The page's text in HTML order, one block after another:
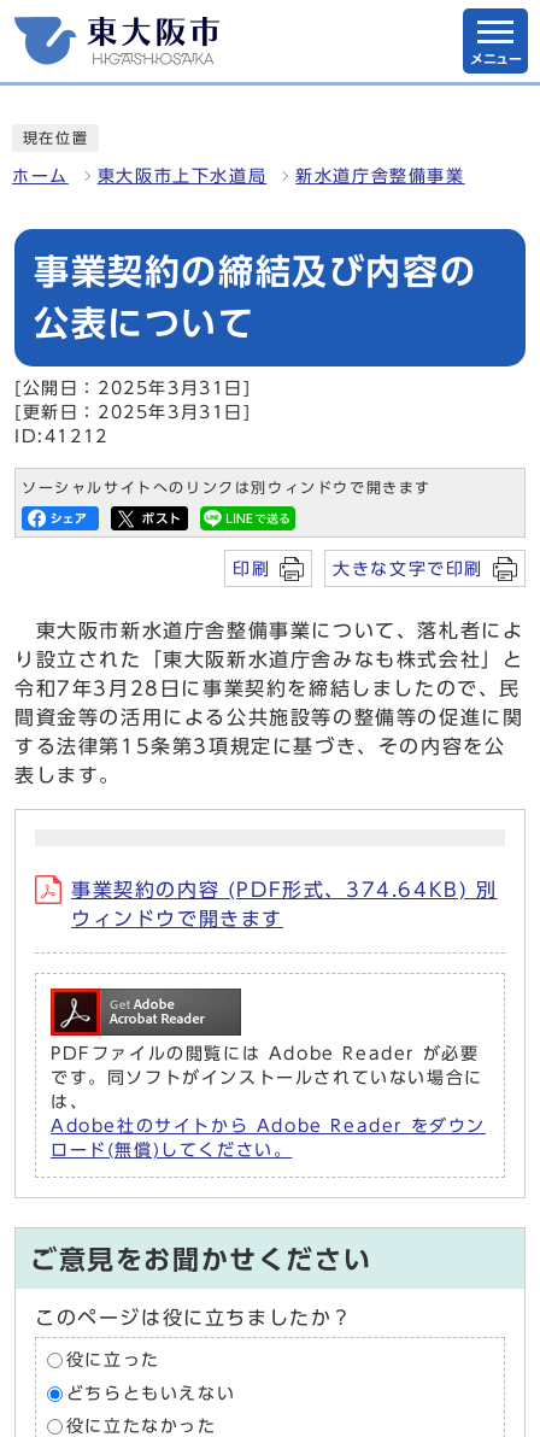
メニュー
現在位置
ホーム 東大阪市上下水道局 新水道庁舎整備事業
事業契約の締結及び内容の
公表について
[公開日：2025年3月31日]
[更新日：2025年3月31日]
ID:41212
ソーシャルサイトへのリンクは別ウィンドウで開きます
印刷 大きな文字で印刷
東大阪市新水道庁舎整備事業について、落札者によ
り設立された「東大阪新水道庁舎みなも株式会社」と
令和7年3月28日に事業契約を締結しましたので、民
間資金等の活用による公共施設等の整備等の促進に関
する法律第15条第3項規定に基づき、その内容を公
表します。
事業契約の内容 (PDF形式、374.64KB) 別
ウィンドウで開きます
PDFファイルの閲覧には Adobe Reader が必要
です。同ソフトがインストールされていない場合に
は、
Adobe社のサイトから Adobe Reader をダウン
ロード(無償)してください。
ご意見をお聞かせください
このページは役に立ちましたか？
役に立った
どちらともいえない
役に立たなかった